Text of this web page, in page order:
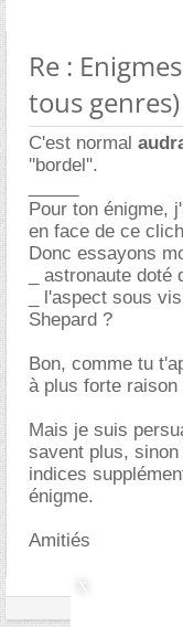
Re :
tous genres)
C'est normal
''bordel''.
Pour ton énigme,
en face de ce
Donc essayons
_ astronaute
_ l'aspect sous
Shepard ?
Bon, comme tu
à plus forte
Mais je suis
savent plus,
indices
énigme.
Amitiés